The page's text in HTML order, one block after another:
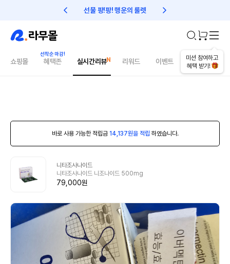
선물 팡!팡! 행운의 룰렛 친구초대 1만원 리워드!
미션 참여하고
혜택 받기!
쇼핑몰 혜택존 실시간리뷰 리워드 이벤트 건강매거진
바로 사용 가능한 적립금 14,137원을 적립 하였습니다.
니타조사나이드
니타조사나이드 니조나이드 500mg
79,000원